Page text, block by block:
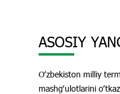
ASOSIY
Oʻzbekiston milliy
mashgʻulotlarini